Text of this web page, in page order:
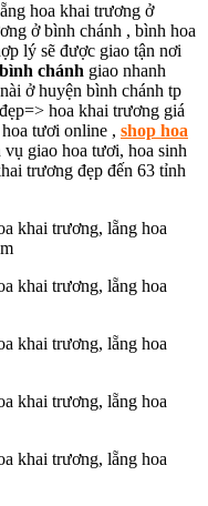
hoa khai trương ở
ở bình chánh , bình hoa
lý sẽ được giao tận nơi
chánh giao nhanh
ở huyện bình chánh tp
hoa khai trương giá
tươi online , shop hoa
giao hoa tươi, hoa sinh
trương đẹp đến 63 tỉnh
khai trương, lẵng hoa
khai trương, lẵng hoa
khai trương, lẵng hoa
khai trương, lẵng hoa
khai trương, lẵng hoa